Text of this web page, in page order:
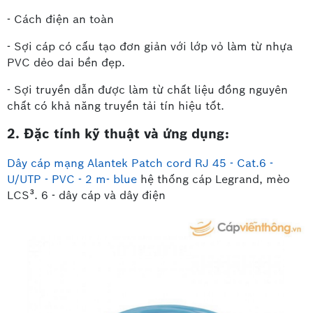
- Cách điện an toàn
- Sợi cáp có cấu tạo đơn giản với lớp vỏ làm từ nhựa
PVC dẻo dai bền đẹp.
- Sợi truyền dẫn được làm từ chất liệu đồng nguyên
chất có khả năng truyền tải tín hiệu tốt.
2. Đặc tính kỹ thuật và ứng dụng:
Dây cáp mạng Alantek Patch cord RJ 45 - Cat.6 -
U/UTP - PVC - 2 m- blue hệ thống cáp Legrand, mèo
LCS³. 6 - dây cáp và dây điện